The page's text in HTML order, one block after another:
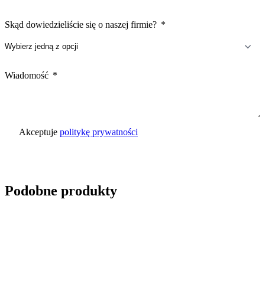
Skąd dowiedzieliście się o naszej firmie?
Wiadomość
Akceptuje politykę prywatności
Podobne produkty